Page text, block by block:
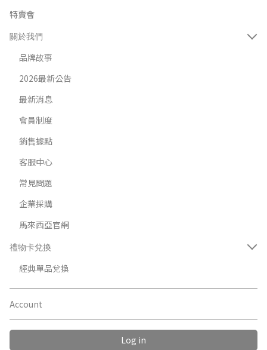
特賣會
關於我們
品牌故事
2026最新公告
最新消息
會員制度
銷售據點
客服中心
常見問題
企業採購
馬來西亞官網
禮物卡兌換
經典單品兌換
Account
Log in